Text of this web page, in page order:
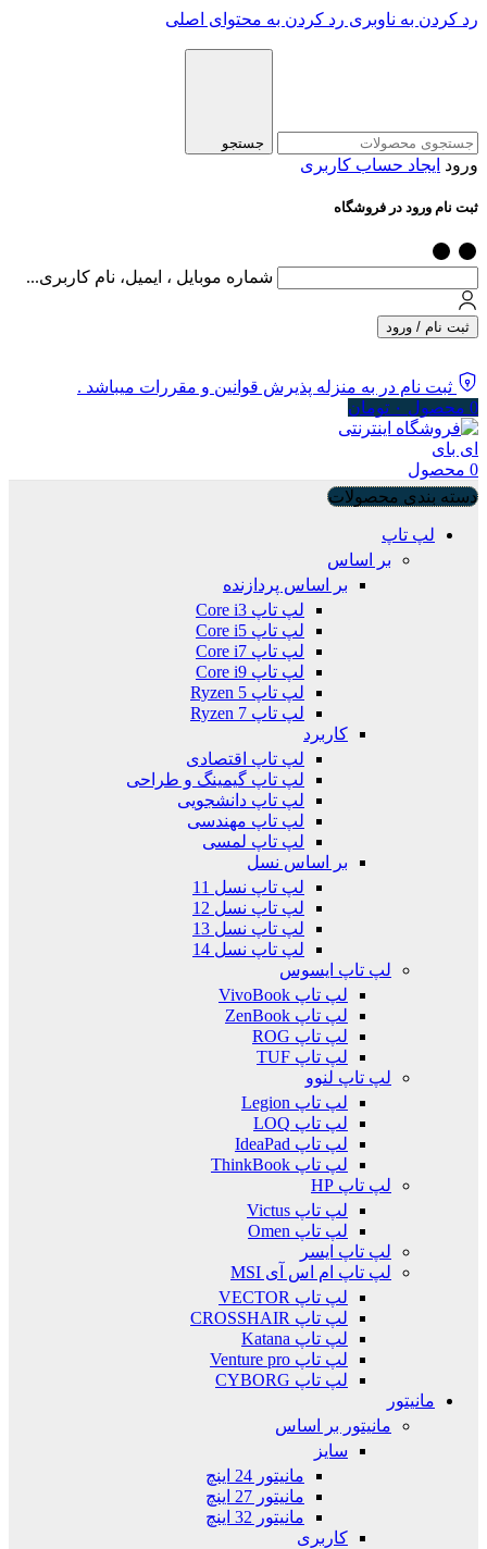
رد کردن به ناوبری رد کردن به محتوای اصلی
جستجو
ورود ایجاد حساب کاربری
ثبت نام ورود در فروشگاه
شماره موبایل ، ایمیل، نام کاربری...
ثبت نام / ورود
ثبت نام در به منزله پذیرش قوانین و مقررات میباشد .
0 محصول ۰ تومان
0 محصول
دسته بندی محصولات
لپ تاپ
بر اساس
بر اساس پردازنده
لپ تاپ Core i3
لپ تاپ Core i5
لپ تاپ Core i7
لپ تاپ Core i9
لپ تاپ Ryzen 5
لپ تاپ Ryzen 7
کاربرد
لپ تاپ اقتصادی
لپ تاپ گیمینگ و طراحی
لپ تاپ دانشجویی
لپ تاپ مهندسی
لپ تاپ لمسی
بر اساس نسل
لپ تاپ نسل 11
لپ تاپ نسل 12
لپ تاپ نسل 13
لپ تاپ نسل 14
لپ تاپ ایسوس
لپ تاپ VivoBook
لپ تاپ ZenBook
لپ تاپ ROG
لپ تاپ TUF
لپ تاپ لنوو
لپ تاپ Legion
لپ تاپ LOQ
لپ تاپ IdeaPad
لپ تاپ ThinkBook
لپ تاپ HP
لپ تاپ Victus
لپ تاپ Omen
لپ تاپ ایسر
لپ تاپ ام اس آی MSI
لپ تاپ VECTOR
لپ تاپ CROSSHAIR
لپ تاپ Katana
لپ تاپ Venture pro
لپ تاپ CYBORG
مانیتور
مانیتور بر اساس
سایز
مانیتور 24 اینچ
مانیتور 27 اینچ
مانیتور 32 اینچ
کاربری